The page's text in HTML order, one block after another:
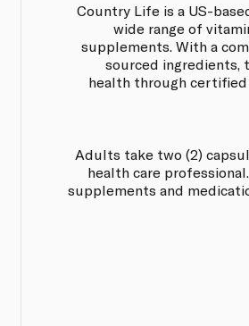
Country Life is a US-
wide range of
supplements. With a
sourced ingredients,
health through
Adults take two (2)
health care
supplements and